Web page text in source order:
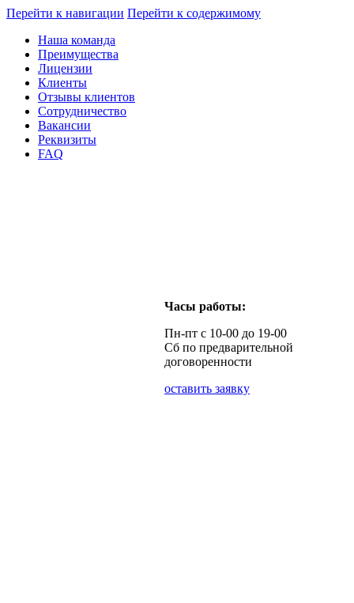
Перейти к навигации Перейти к содержимому
Наша команда
Преимущества
Лицензии
Клиенты
Отзывы клиентов
Сотрудничество
Вакансии
Реквизиты
FAQ
Часы работы:
Пн-пт с 10-00 до 19-00
Сб по предварительной
договоренности
оставить заявку